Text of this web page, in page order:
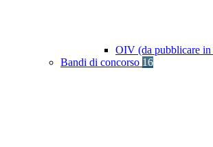
OIV (da pubblicare in
Bandi di concorso 16